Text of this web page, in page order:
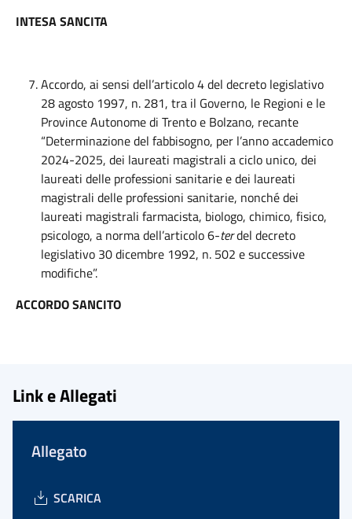
INTESA SANCITA
Accordo, ai sensi dell’articolo 4 del decreto legislativo
28 agosto 1997, n. 281, tra il Governo, le Regioni e le
Province Autonome di Trento e Bolzano, recante
“Determinazione del fabbisogno, per l’anno accademico
2024-2025, dei laureati magistrali a ciclo unico, dei
laureati delle professioni sanitarie e dei laureati
magistrali delle professioni sanitarie, nonché dei
laureati magistrali farmacista, biologo, chimico, fisico,
psicologo, a norma dell’articolo 6-terdel decreto
legislativo 30 dicembre 1992, n. 502 e successive
modifiche”.
ACCORDO SANCITO
Link e Allegati
Allegato
SCARICA